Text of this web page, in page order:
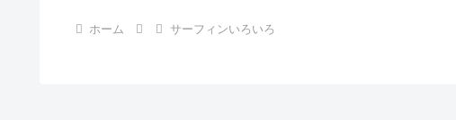
ホーム サーフィンいろいろ